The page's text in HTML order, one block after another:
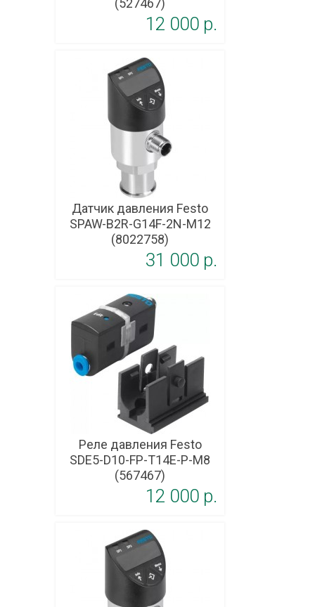
12 000 p.
Датчик давления Festo
SPAW-B2R-G14F-2N-M12
(8022758)
31 000 p.
Реле давления Festo
SDE5-D10-FP-T14E-P-M8
(567467)
12 000 p.